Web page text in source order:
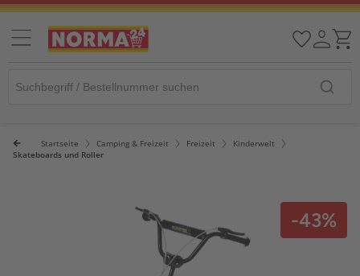
Startseite Camping & Freizeit Freizeit
Kinderwelt
Skateboards und Roller
-43%